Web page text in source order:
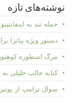
نوشته‌های تازه
حمله تند به
دستور ویژه پیاتزا
مرگ اسطوره
کنایه جالب خلیلی
سوال ترامپ از